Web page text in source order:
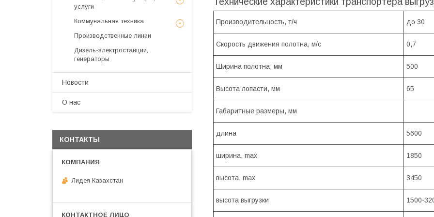
Производительность, т/ч до 30
Скорость движения полотна, м/с 0,7
Ширина полотна, мм 500
Высота лопасти, мм 65
Габаритные размеры, мм
длина 5600
ширина, max 1850
высота, max 3450
высота выгрузки 1500-
услуги
Коммунальная техника
Производственные линии
Дизель-электростанции,
генераторы
Новости
О нас
КОНТАКТЫ
Лидея Казахстан